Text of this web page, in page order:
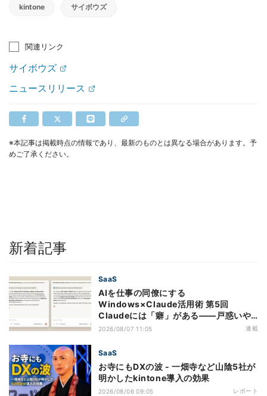
kintone サイボウズ
関連リンク
サイボウズ
ニュースリリース
※本記事は掲載時点の情報であり、最新のものとは異なる場合があります。予
めご了承ください。
新着記事
SaaS
AIを仕事の同僚にする
Windows×Claude活用術 第5回
Claudeには「癖」がある――戸惑いや
すい7つの仕様
2026/08/07 11:05 連載
SaaS
お寺にもDXの波 - 一畑寺など山陰5社が
明かしたkintone導入の効果
2026/08/06 09:05 レポート